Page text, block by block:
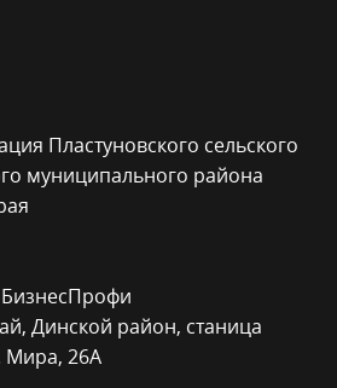
Пластуновского сельского
муниципального района
БизнесПрофи
Динской район, станица
Мира, 26А